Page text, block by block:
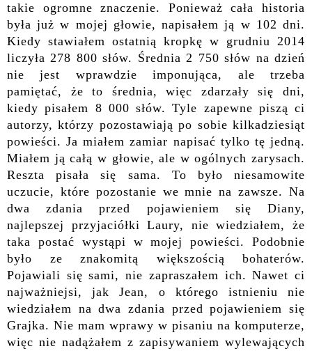
takie ogromne znaczenie. Ponieważ cała historia
była już w mojej głowie, napisałem ją w 102 dni.
Kiedy stawiałem ostatnią kropkę w grudniu 2014
liczyła 278 800 słów. Średnia 2 750 słów na dzień
nie jest wprawdzie imponująca, ale trzeba
pamiętać, że to średnia, więc zdarzały się dni,
kiedy pisałem 8 000 słów. Tyle zapewne piszą ci
autorzy, którzy pozostawiają po sobie kilkadziesiąt
powieści. Ja miałem zamiar napisać tylko tę jedną.
Miałem ją całą w głowie, ale w ogólnych zarysach.
Reszta pisała się sama. To było niesamowite
uczucie, które pozostanie we mnie na zawsze. Na
dwa zdania przed pojawieniem się Diany,
najlepszej przyjaciółki Laury, nie wiedziałem, że
taka postać wystąpi w mojej powieści. Podobnie
było ze znakomitą większością bohaterów.
Pojawiali się sami, nie zapraszałem ich. Nawet ci
najważniejsi, jak Jean, o którego istnieniu nie
wiedziałem na dwa zdania przed pojawieniem się
Grajka. Nie mam wprawy w pisaniu na komputerze,
więc nie nadążałem z zapisywaniem wylewających